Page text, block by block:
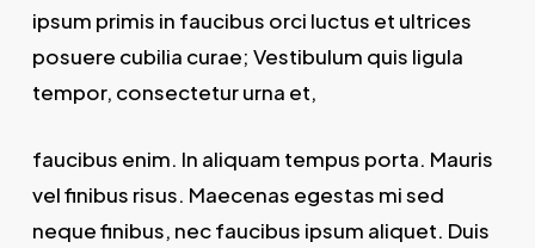
ipsum primis in faucibus orci luctus et ultrices
posuere cubilia curae; Vestibulum quis ligula
tempor, consectetur urna et,
faucibus enim. In aliquam tempus porta. Mauris
vel finibus risus. Maecenas egestas mi sed
neque finibus, nec faucibus ipsum aliquet. Duis